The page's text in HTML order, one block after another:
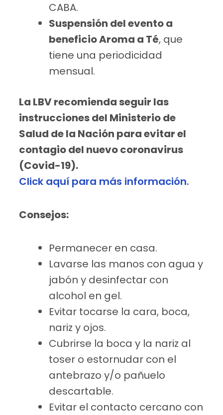
CABA.
Suspensión del evento a
beneficio Aroma a Té, que
tiene una periodicidad
mensual.
La LBV recomienda seguir las
instrucciones del Ministerio de
Salud de la Nación para evitar el
contagio del nuevo coronavirus
(Covid-19).
Click aquí para más información.
Consejos:
Permanecer en casa.
Lavarse las manos con agua y
jabón y desinfectar con
alcohol en gel.
Evitar tocarse la cara, boca,
nariz y ojos.
Cubrirse la boca y la nariz al
toser o estornudar con el
antebrazo y/o pañuelo
descartable.
Evitar el contacto cercano con